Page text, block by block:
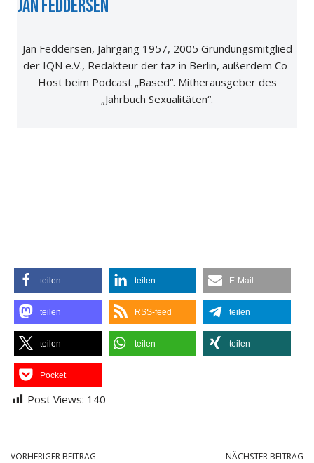
Jan Feddersen
Jan Feddersen, Jahrgang 1957, 2005 Gründungsmitglied
der IQN e.V., Redakteur der taz in Berlin, außerdem Co-
Host beim Podcast „Based“. Mitherausgeber des
„Jahrbuch Sexualitäten“.
teilen teilen E-Mail
teilen RSS-feed teilen
teilen teilen teilen
Pocket
Post Views: 140
VORHERIGER BEITRAG NÄCHSTER BEITRAG